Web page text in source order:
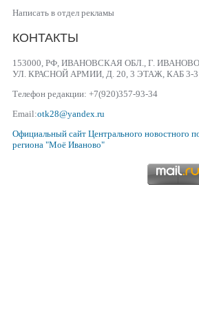
Написать в отдел рекламы
КОНТАКТЫ
153000, РФ, ИВАНОВСКАЯ ОБЛ., Г.
УЛ. КРАСНОЙ АРМИИ, Д. 20, 3 ЭТАЖ, КАБ 3-3
Телефон редакции: +7(920)357-93-34
Email:otk28@yandex.ru
Официальный сайт Центрального новостного
региона "Моё Иваново"